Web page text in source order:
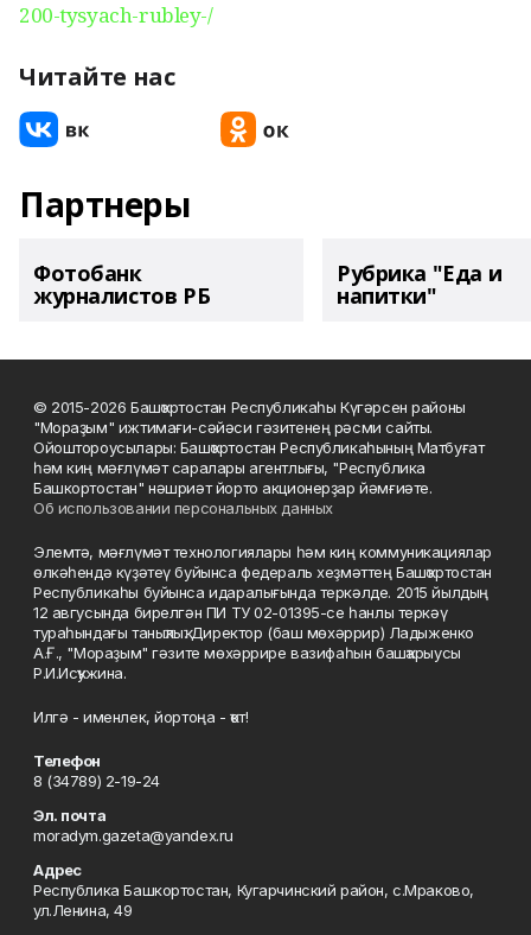
200-tysyach-rubley-/
Читайте нас
Партнеры
Фотобанк
журналистов РБ
Рубрика "Еда и
напитки"
© 2015-2026 Башҡортостан Республикаһы Күгәрсен районы
"Мораҙым" ижтимағи-сәйәси гәзитенең рәсми сайты.
Ойоштороусылары: Башҡортостан Республикаһының Матбуғат
һәм киң мәғлүмәт саралары агентлығы, "Республика
Башкортостан" нәшриәт йорто акционерҙар йәмғиәте.
Об использовании персональных данных
Элемтә, мәғлүмәт технологиялары һәм киң коммуникациялар
өлкәһендә күҙәтеү буйынса федераль хеҙмәттең Башҡортостан
Республикаһы буйынса идаралығында теркәлде. 2015 йылдың
12 авгусында бирелгән ПИ ТУ 02-01395-се һанлы теркәү
тураһындағы таныҡлыҡ. Директор (баш мөхәррир) Ладыженко
А.Ғ., "Мораҙым" гәзите мөхәррире вазифаһын башҡарыусы
Р.И.Исҡужина.
Илгә - именлек, йортоңа - ҡот!
Телефон
8 (34789) 2-19-24
Эл. почта
moradym.gazeta@yandex.ru
Адрес
Республика Башкортостан, Кугарчинский район, с.Мраково,
ул.Ленина, 49